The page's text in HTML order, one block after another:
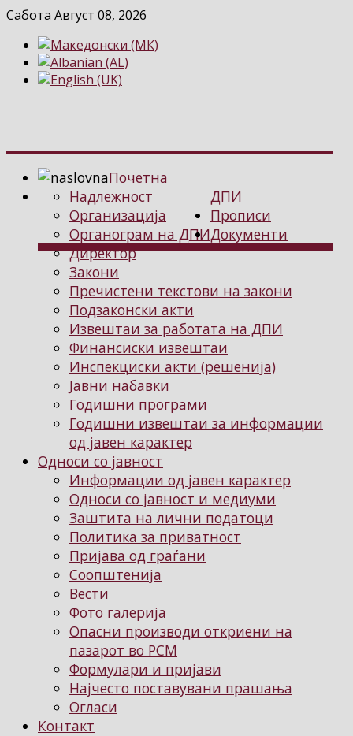
Сабота Август 08, 2026
Почетна
ДПИ
Надлежност
Организација
Органограм на ДПИ
Директор
Прописи
Закони
Пречистени текстови на закони
Подзаконски акти
Документи
Извештаи за работата на ДПИ
Финансиски извештаи
Инспекциски акти (решенија)
Јавни набавки
Годишни програми
Годишни извештаи за информации
од јавен карактер
Односи со јавност
Информации од јавен карактер
Односи со јавност и медиуми
Заштита на лични податоци
Политика за приватност
Пријава од граѓани
Соопштенија
Вести
Фото галерија
Опасни производи откриени на
пазарот во РСМ
Формулари и пријави
Најчесто поставувани прашања
Огласи
Контакт